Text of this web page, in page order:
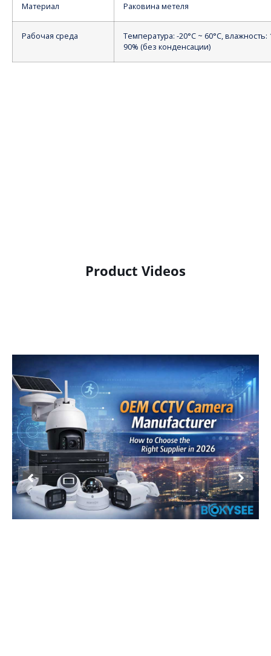
Материал Раковина метеля
Рабочая среда
Температура: -20°C ~ 60°C, влажность:
90% (без конденсации)
Product Videos